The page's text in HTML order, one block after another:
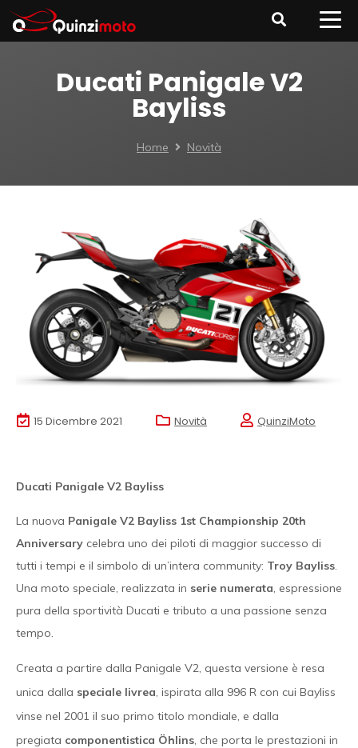
Ducati Panigale V2
Bayliss
Home Novità
15 Dicembre 2021 Novità QuinziMoto
Ducati Panigale V2 Bayliss
La nuova Panigale V2 Bayliss 1st Championship 20th
Anniversary celebra uno dei piloti di maggior successo di
tutti i tempi e il simbolo di un’intera community: Troy Bayliss.
Una moto speciale, realizzata in serie numerata, espressione
pura della sportività Ducati e tributo a una passione senza
tempo.
Creata a partire dalla Panigale V2, questa versione è resa
unica dalla speciale livrea, ispirata alla 996 R con cui Bayliss
vinse nel 2001 il suo primo titolo mondiale, e dalla
pregiata componentistica Öhlins, che porta le prestazioni in